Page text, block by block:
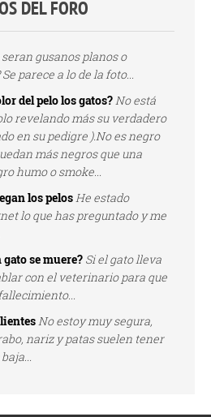
DEL FORO
gusanos planos o
parece a lo de la foto...
del pelo los gatos?No está
revelando más su verdadero
en su pedigre ).No es negro
más negros que una
humo o smoke...
los pelosHe estado
lo que has preguntado y me
se muere? Si el gato lleva
con el veterinario para que
No estoy muy segura,
nariz y patas suelen tener